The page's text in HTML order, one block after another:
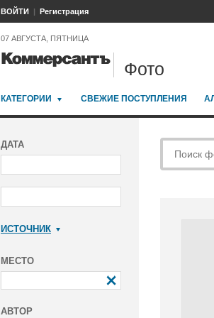
ВОЙТИ Регистрация
07 АВГУСТА, ПЯТНИЦА
Фото
КАТЕГОРИИ СВЕЖИЕ ПОСТУПЛЕНИЯ
ДАТА
ИСТОЧНИК
МЕСТО
АВТОР